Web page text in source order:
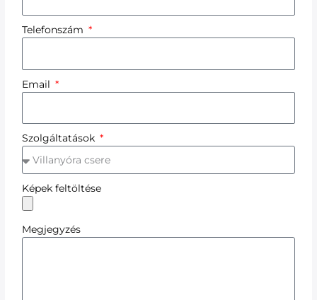
Telefonszám
Email
Szolgáltatások
Képek feltöltése
Megjegyzés